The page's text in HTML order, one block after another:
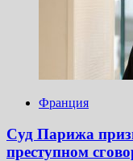
Франция
Суд Парижа
преступном